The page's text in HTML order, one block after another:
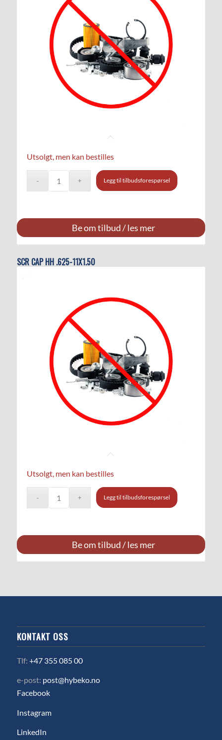
Utsolgt, men kan bestilles
Legg til tilbudsforespørsel
Be om tilbud / les mer
SCR CAP HH .625-11X1.50
Utsolgt, men kan bestilles
Legg til tilbudsforespørsel
Be om tilbud / les mer
KONTAKT OSS
Tlf: +47 355 085 00
e-post: post@hybeko.no
Facebook
Instagram
LinkedIn